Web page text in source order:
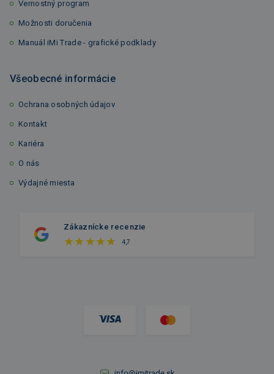
Vernostný program
Možnosti doručenia
Manuál iMi Trade - grafické podklady
Všeobecné informácie
Ochrana osobných údajov
Kontakt
Kariéra
O nás
Výdajné miesta
Zákaznícke recenzie
4,7